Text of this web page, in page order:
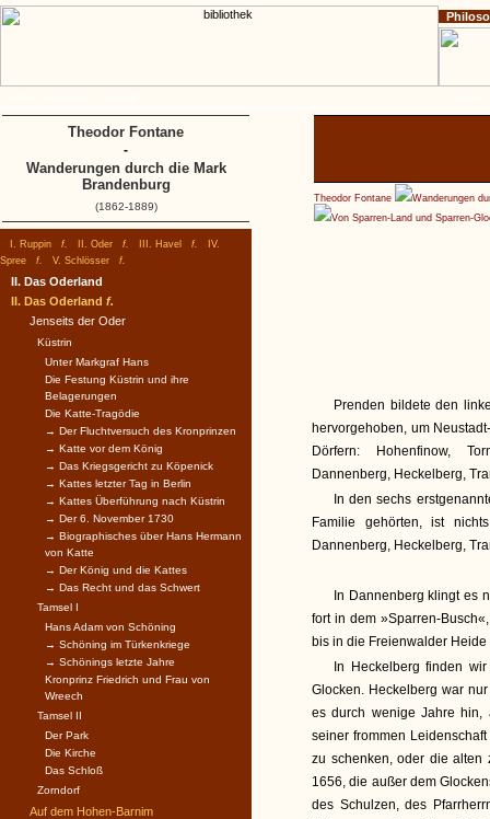
Theodor Fontane
Wanderungen
Von Sparren-Land und Sparren-
Prenden bildete den
hervorgehoben, um
Dörfern: Hohenfinow,
Dannenberg, Heckelberg,
In den sechs
Familie gehörten, ist
Dannenberg, Heckelberg,
In Dannenberg klingt es
fort in dem »Sparren-
bis in die Freienwalder Heide
In Heckelberg finden
Glocken. Heckelberg war
es durch wenige Jahre hin,
seiner frommen
zu schenken, oder die alten
1656, die außer dem
des Schulzen, des
I. Ruppin f. II. Oder f. III. Havel f.
IV.
Spree
f. V. Schlösser f.
II. Das Oderland
II. Das Oderland f.
Jenseits der Oder
Küstrin
Unter Markgraf Hans
Die Festung Küstrin und ihre
Belagerungen
Die Katte-Tragödie
→ Der Fluchtversuch des Kronprinzen
→ Katte vor dem König
→ Das Kriegsgericht zu Köpenick
→ Kattes letzter Tag in Berlin
→ Kattes Überführung nach Küstrin
→ Der 6. November 1730
→ Biographisches über Hans Hermann
von Katte
→ Der König und die Kattes
→ Das Recht und das Schwert
Tamsel I
Hans Adam von Schöning
→ Schöning im Türkenkriege
→ Schönings letzte Jahre
Kronprinz Friedrich und Frau von
Wreech
Tamsel II
Der Park
Die Kirche
Das Schloß
Zorndorf
Auf dem Hohen-Barnim
Theodor Fontane
-
Wanderungen durch die Mark
Brandenburg
(1862-1889)